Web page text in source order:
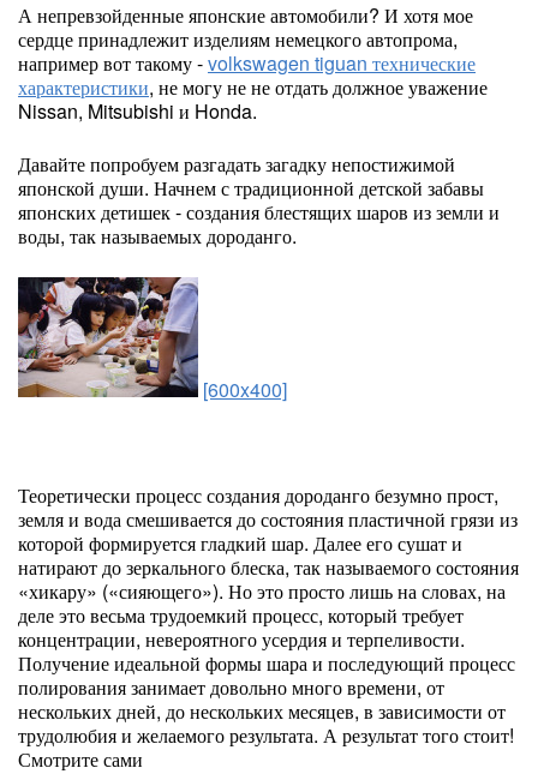
А непревзойденные японские автомобили? И хотя мое
сердце принадлежит изделиям немецкого автопрома,
например вот такому -volkswagen tiguan технические
характеристики, не могу не не отдать должное уважение
Nissan, Mitsubishi и Honda.
Давайте попробуем разгадать загадку непостижимой
японской души. Начнем с традиционной детской забавы
японских детишек - создания блестящих шаров из земли и
воды, так называемых дороданго.
[600x400]
Теоретически процесс создания дороданго безумно прост,
земля и вода смешивается до состояния пластичной грязи из
которой формируется гладкий шар. Далее его сушат и
натирают до зеркального блеска, так называемого состояния
«хикару» («сияющего»). Но это просто лишь на словах, на
деле это весьма трудоемкий процесс, который требует
концентрации, невероятного усердия и терпеливости.
Получение идеальной формы шара и последующий процесс
полирования занимает довольно много времени, от
нескольких дней, до нескольких месяцев, в зависимости от
трудолюбия и желаемого результата. А результат того стоит!
Смотрите сами